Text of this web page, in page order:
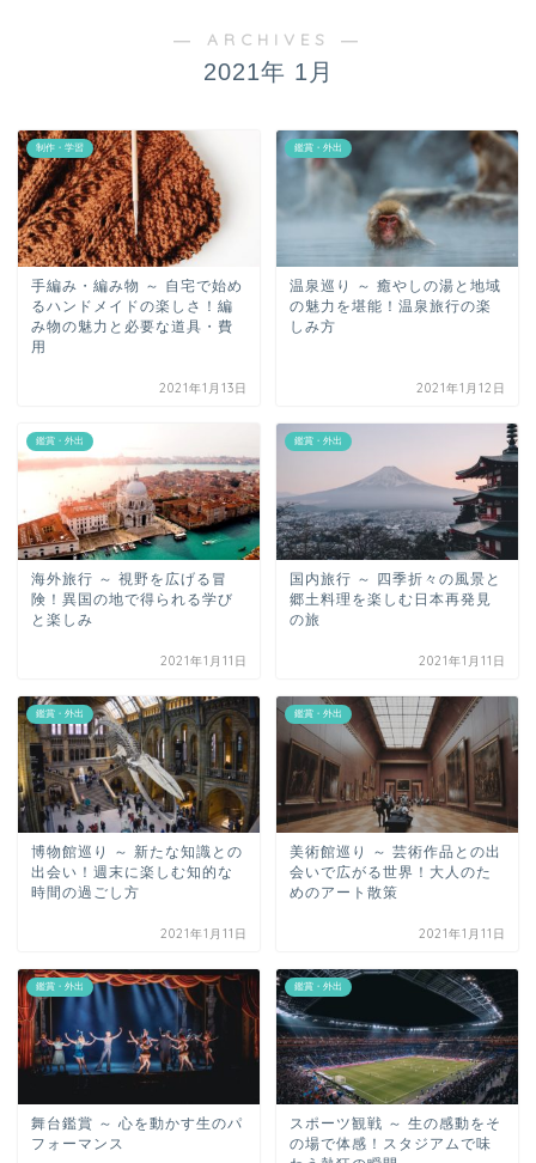
― ARCHIVES ―
2021年 1月
制作・学習
手編み・編み物 ～ 自宅で始め
るハンドメイドの楽しさ！編
み物の魅力と必要な道具・費
用
2021年1月13日
鑑賞・外出
温泉巡り ～ 癒やしの湯と地域
の魅力を堪能！温泉旅行の楽
しみ方
2021年1月12日
鑑賞・外出
海外旅行 ～ 視野を広げる冒
険！異国の地で得られる学び
と楽しみ
2021年1月11日
鑑賞・外出
国内旅行 ～ 四季折々の風景と
郷土料理を楽しむ日本再発見
の旅
2021年1月11日
鑑賞・外出
博物館巡り ～ 新たな知識との
出会い！週末に楽しむ知的な
時間の過ごし方
2021年1月11日
鑑賞・外出
美術館巡り ～ 芸術作品との出
会いで広がる世界！大人のた
めのアート散策
2021年1月11日
鑑賞・外出
舞台鑑賞 ～ 心を動かす生のパ
フォーマンス
鑑賞・外出
スポーツ観戦 ～ 生の感動をそ
の場で体感！スタジアムで味